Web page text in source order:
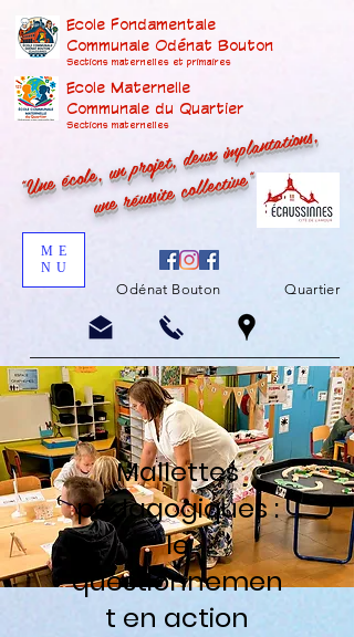
Ecole Fondamentale
Communale Odénat Bouton
Sections maternelles et primaires
Ecole Maternelle
Communale du Quartier
Sections maternelles
"Une école, un projet, deux implantations,
une réussite collective"
ME
NU
Odénat Bouton Quartier
Mallettes
pédagogiques :
le
questionnemen
t en action